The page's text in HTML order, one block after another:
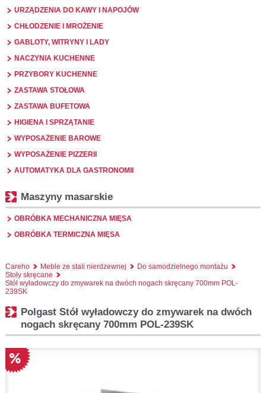
URZĄDZENIA DO KAWY I NAPOJÓW
CHŁODZENIE I MROŻENIE
GABLOTY, WITRYNY I LADY
NACZYNIA KUCHENNE
PRZYBORY KUCHENNE
ZASTAWA STOŁOWA
ZASTAWA BUFETOWA
HIGIENA I SPRZĄTANIE
WYPOSAŻENIE BAROWE
WYPOSAŻENIE PIZZERII
AUTOMATYKA DLA GASTRONOMII
Maszyny masarskie
OBRÓBKA MECHANICZNA MIĘSA
OBRÓBKA TERMICZNA MIĘSA
Careho Meble ze stali nierdzewnej
Do samodzielnego montażu
Stoły skręcane
Stół wyładowczy do zmywarek na dwóch nogach skręcany 700mm POL-
239SK
Polgast Stół wyładowczy do zmywarek na dwóch
nogach skręcany 700mm POL-239SK